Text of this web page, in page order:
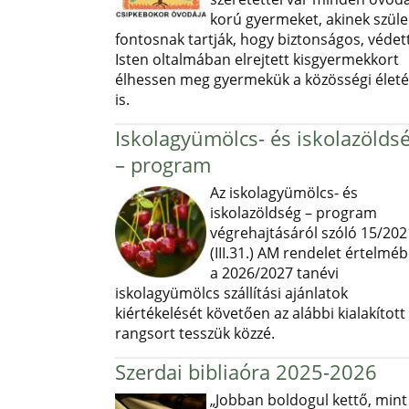
korú gyermeket, akinek
fontosnak tartják, hogy biztonságos,
Isten oltalmában elrejtett kisgyermekkort
élhessen meg gyermekük a közösségi
is.
Iskolagyümölcs- és
– program
Az iskolagyümölcs- és
iskolazöldség – program
végrehajtásáról szóló 15/
(III.31.) AM rendelet
a 2026/2027 tanévi
iskolagyümölcs szállítási ajánlatok
kiértékelését követően az alábbi kialakított
rangsort tesszük közzé.
Szerdai bibliaóra 2025-2026
„Jobban boldogul kettő, mint